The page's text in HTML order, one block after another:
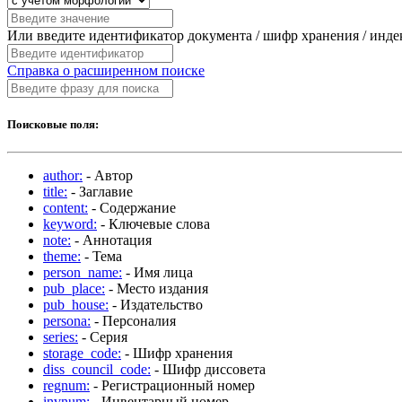
Или введите идентификатор документа / шифр хранения /
Справка о расширенном поиске
Поисковые поля:
author: - Автор
title: - Заглавие
content: - Содержание
keyword: - Ключевые слова
note: - Аннотация
theme: - Тема
person_name: - Имя лица
pub_place: - Место издания
pub_house: - Издательство
persona: - Персоналия
series: - Серия
storage_code: - Шифр хранения
diss_council_code: - Шифр диссовета
regnum: - Регистрационный номер